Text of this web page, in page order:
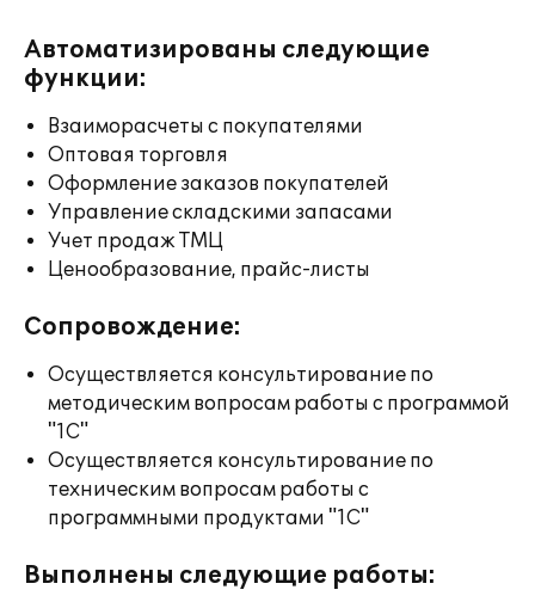
Автоматизированы следующие
функции:
Взаиморасчеты с покупателями
Оптовая торговля
Оформление заказов покупателей
Управление складскими запасами
Учет продаж ТМЦ
Ценообразование, прайс-листы
Сопровождение:
Осуществляется консультирование по
методическим вопросам работы с программой
"1С"
Осуществляется консультирование по
техническим вопросам работы с
программными продуктами "1С"
Выполнены следующие работы: